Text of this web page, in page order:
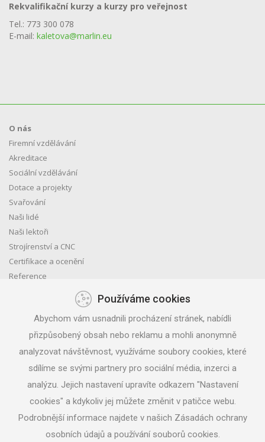
Rekvalifikační kurzy a kurzy pro veřejnost
Tel.: 773 300 078
E-mail: kaletova@marlin.eu
O nás
Firemní vzdělávání
Akreditace
Sociální vzdělávání
Dotace a projekty
Svařování
Naši lidé
Naši lektoři
Strojírenství a CNC
Certifikace a ocenění
Reference
Obchodní podmínky
Čerpání evropských dotací
Kariéra
Kontakt
Projekty EU
Používáme cookies
Abychom vám usnadnili procházení stránek, nabídli
přizpůsobený obsah nebo reklamu a mohli anonymně
analyzovat návštěvnost, využíváme soubory cookies, které
sdílíme se svými partnery pro sociální média, inzerci a
analýzu. Jejich nastavení upravíte odkazem "Nastavení
cookies" a kdykoliv jej můžete změnit v patičce webu.
Podrobnější informace najdete v našich Zásadách ochrany
osobních údajů a používání souborů cookies.